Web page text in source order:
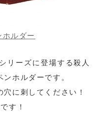
ルダー
リーズに登場する殺人
ホルダーです。
に刺してください！
す！